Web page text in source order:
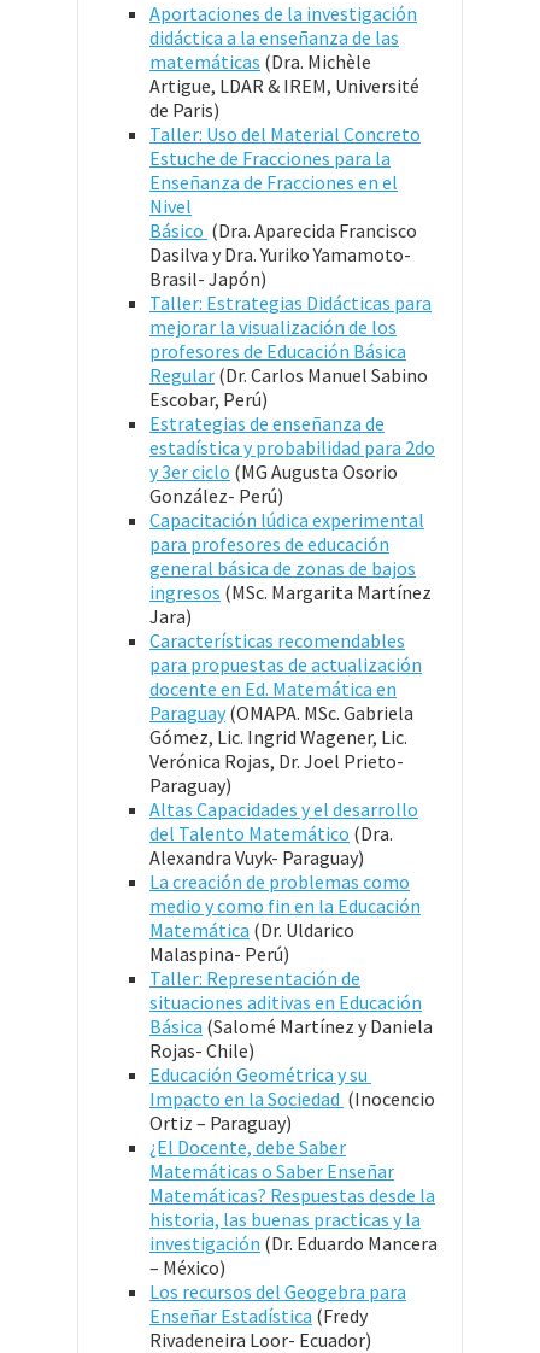
Aportaciones de la investigación
didáctica a la enseñanza de las
matemáticas (Dra. Michèle
Artigue, LDAR & IREM, Université
de Paris)
Taller: Uso del Material Concreto
Estuche de Fracciones para la
Enseñanza de Fracciones en el
Nivel
Básico (Dra. Aparecida Francisco
Dasilva y Dra. Yuriko Yamamoto-
Brasil- Japón)
Taller: Estrategias Didácticas para
mejorar la visualización de los
profesores de Educación Básica
Regular (Dr. Carlos Manuel Sabino
Escobar, Perú)
Estrategias de enseñanza de
estadística y probabilidad para 2do
y 3er ciclo (MG Augusta Osorio
González- Perú)
Capacitación lúdica experimental
para profesores de educación
general básica de zonas de bajos
ingresos (MSc. Margarita Martínez
Jara)
Características recomendables
para propuestas de actualización
docente en Ed. Matemática en
Paraguay(OMAPA. MSc. Gabriela
Gómez, Lic. Ingrid Wagener, Lic.
Verónica Rojas, Dr. Joel Prieto-
Paraguay)
Altas Capacidades y el desarrollo
del Talento Matemático (Dra.
Alexandra Vuyk- Paraguay)
La creación de problemas como
medio y como fin en la Educación
Matemática (Dr. Uldarico
Malaspina- Perú)
Taller: Representación de
situaciones aditivas en Educación
Básica (Salomé Martínez y Daniela
Rojas- Chile)
Educación Geométrica y su
Impacto en la Sociedad (Inocencio
Ortiz – Paraguay)
¿El Docente, debe Saber
Matemáticas o Saber Enseñar
Matemáticas? Respuestas desde la
historia, las buenas practicas y la
investigación (Dr. Eduardo Mancera
– México)
Los recursos del Geogebra para
Enseñar Estadística (Fredy
Rivadeneira Loor- Ecuador)